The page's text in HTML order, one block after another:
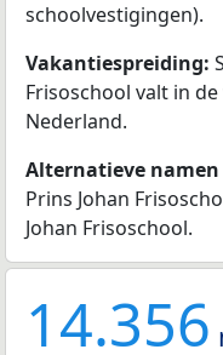
schoolvestigingen).
Vakantiespreiding:
Frisoschool valt in
Nederland.
Alternatieve
Prins Johan
Johan Frisoschool.
14.356